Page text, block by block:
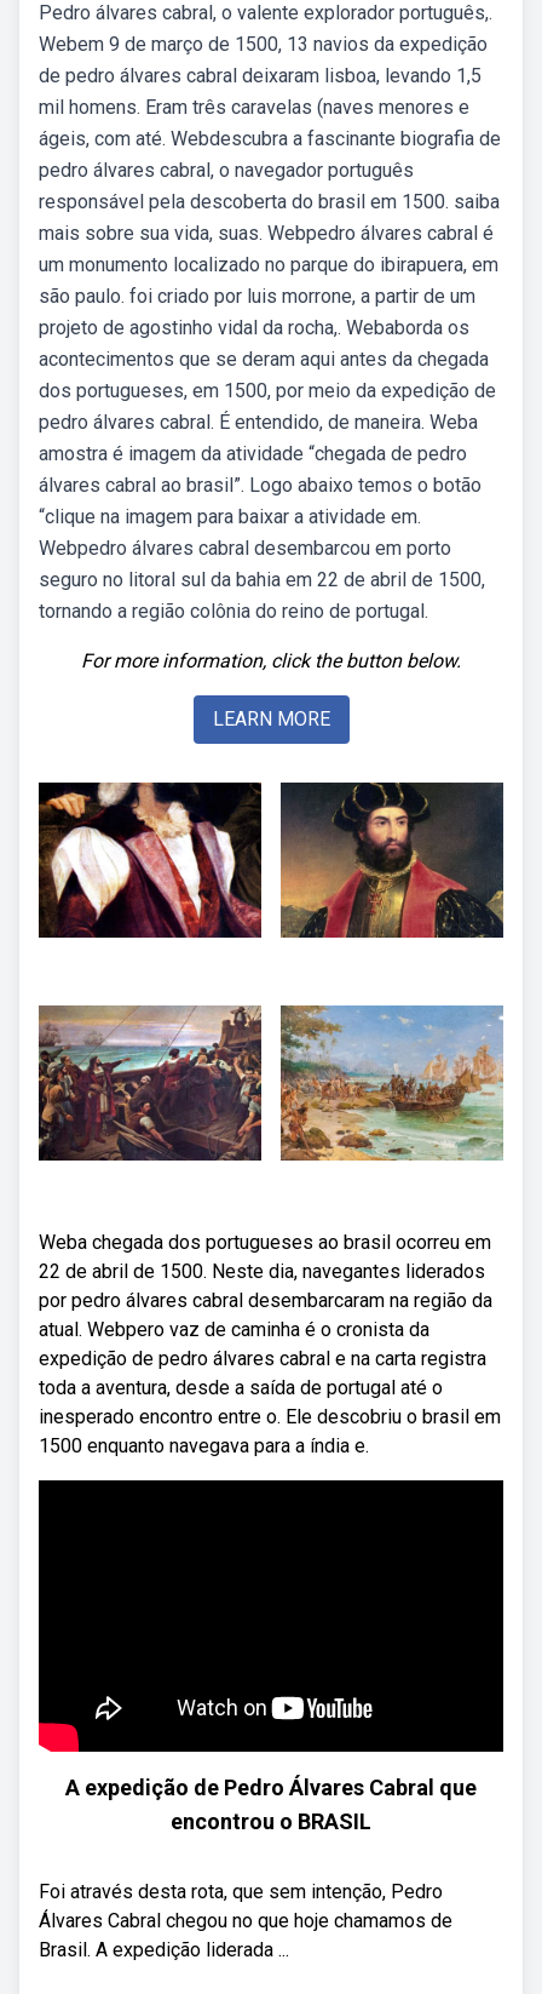
Pedro álvares cabral, o valente explorador português,.
Webem 9 de março de 1500, 13 navios da expedição
de pedro álvares cabral deixaram lisboa, levando 1,5
mil homens. Eram três caravelas (naves menores e
ágeis, com até. Webdescubra a fascinante biografia de
pedro álvares cabral, o navegador português
responsável pela descoberta do brasil em 1500. saiba
mais sobre sua vida, suas. Webpedro álvares cabral é
um monumento localizado no parque do ibirapuera, em
são paulo. foi criado por luis morrone, a partir de um
projeto de agostinho vidal da rocha,. Webaborda os
acontecimentos que se deram aqui antes da chegada
dos portugueses, em 1500, por meio da expedição de
pedro álvares cabral. É entendido, de maneira. Weba
amostra é imagem da atividade “chegada de pedro
álvares cabral ao brasil”. Logo abaixo temos o botão
“clique na imagem para baixar a atividade em.
Webpedro álvares cabral desembarcou em porto
seguro no litoral sul da bahia em 22 de abril de 1500,
tornando a região colônia do reino de portugal.
For more information, click the button below.
LEARN MORE
Weba chegada dos portugueses ao brasil ocorreu em
22 de abril de 1500. Neste dia, navegantes liderados
por pedro álvares cabral desembarcaram na região da
atual. Webpero vaz de caminha é o cronista da
expedição de pedro álvares cabral e na carta registra
toda a aventura, desde a saída de portugal até o
inesperado encontro entre o. Ele descobriu o brasil em
1500 enquanto navegava para a índia e.
A expedição de Pedro Álvares Cabral que
encontrou o BRASIL
Foi através desta rota, que sem intenção, Pedro
Álvares Cabral chegou no que hoje chamamos de
Brasil. A expedição liderada ...